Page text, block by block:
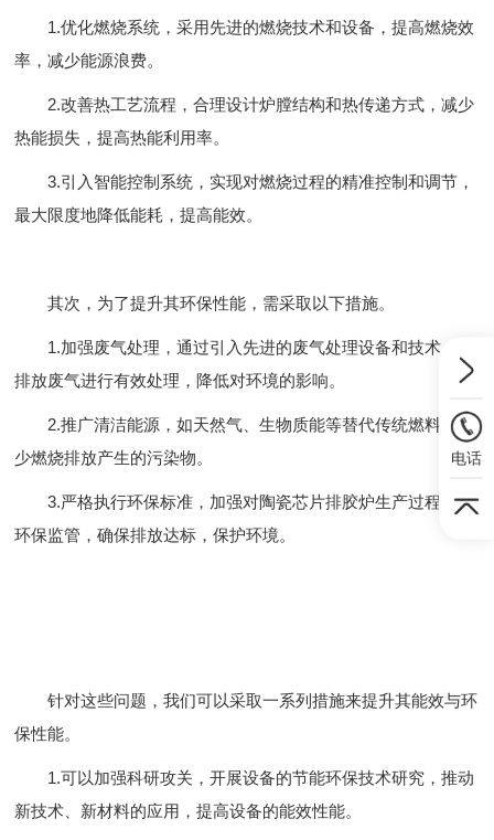
1.优化燃烧系统，采用先进的燃烧技术和设备，提高燃烧效
率，减少能源浪费。
2.改善热工艺流程，合理设计炉膛结构和热传递方式，减少
热能损失，提高热能利用率。
3.引入智能控制系统，实现对燃烧过程的精准控制和调节，
最大限度地降低能耗，提高能效。
其次，为了提升其环保性能，需采取以下措施。
1.加强废气处理，通过引入先进的废气处理设备和技术，对
排放废气进行有效处理，降低对环境的影响。
2.推广清洁能源，如天然气、生物质能等替代传统燃料，减
少燃烧排放产生的污染物。
3.严格执行环保标准，加强对陶瓷芯片排胶炉生产过程中的
环保监管，确保排放达标，保护环境。
针对这些问题，我们可以采取一系列措施来提升其能效与环
保性能。
1.可以加强科研攻关，开展设备的节能环保技术研究，推动
新技术、新材料的应用，提高设备的能效性能。
电话